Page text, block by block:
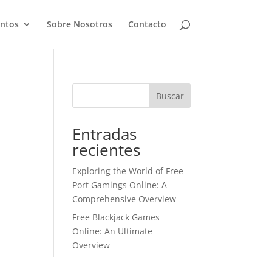
Sobre Nosotros Contacto
Buscar
Entradas
recientes
Exploring the World of Free
Port Gamings Online: A
Comprehensive Overview
Free Blackjack Games
Online: An Ultimate
Overview